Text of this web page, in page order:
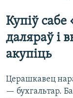
Купіў
даляраў і
акупіць
Церашкавец
— бухгальтар.